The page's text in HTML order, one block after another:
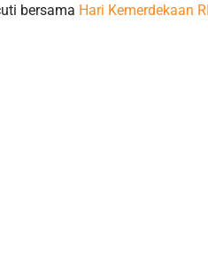
bersama Hari Kemerdekaan